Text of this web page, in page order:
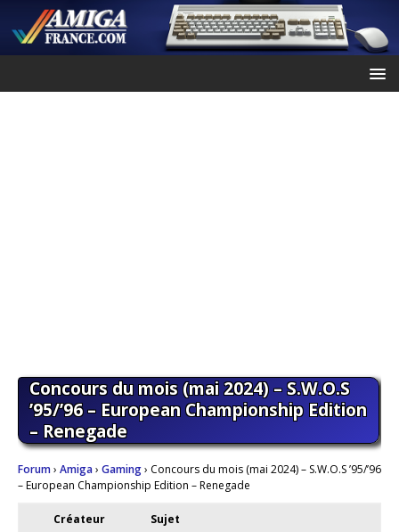
Concours du mois (mai 2024) – S.W.O.S
’95/’96 – European Championship Edition
– Renegade
Forum› Amiga› Gaming› Concours du mois (mai 2024) – S.W.O.S ’95/’96
– European Championship Edition – Renegade
Créateur Sujet